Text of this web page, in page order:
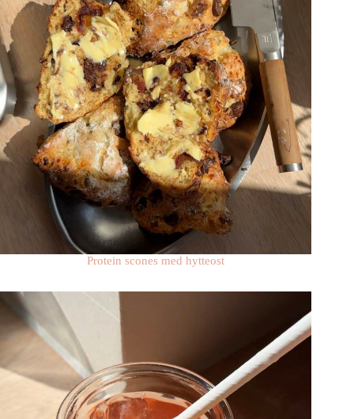
Protein scones med hytteost